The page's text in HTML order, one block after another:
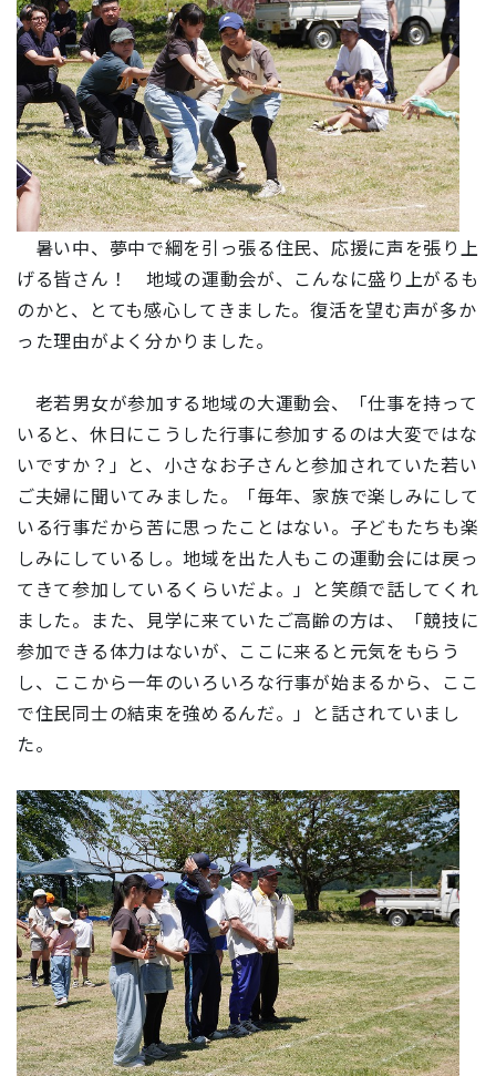
暑い中、夢中で綱を引っ張る住民、応援に声を張り上
げる皆さん！ 地域の運動会が、こんなに盛り上がるも
のかと、とても感心してきました。復活を望む声が多か
った理由がよく分かりました。
老若男女が参加する地域の大運動会、「仕事を持って
いると、休日にこうした行事に参加するのは大変ではな
いですか？」と、 小さなお子さんと参加されていた若い
ご夫婦に聞いてみました。「毎年、家族で楽しみにして
いる行事だから苦に思ったことはない。子どもたちも楽
しみにしているし。地域を出た人もこの運動会には戻っ
てきて参加しているくらいだよ。」と笑顔で話してくれ
ました。また、見学に来ていたご高齢の方は、「競技に
参加できる体力はないが、ここに来ると元気をもらう
し、ここから一年のいろいろな行事が始まるから、ここ
で住民同士の結束を強めるんだ。」と話されていまし
た。